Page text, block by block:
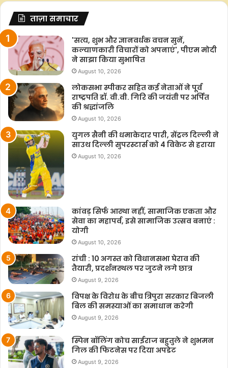
ताज़ा समाचार
'सत्य, शुभ और ज्ञानवर्धक वचन सुनें,
कल्याणकारी विचारों को अपनाएं', पीएम मोदी
ने साझा किया सुभाषित
August 10, 2026
लोकसभा स्पीकर सहित कई नेताओं ने पूर्व
राष्ट्रपति डॉ. वी.वी. गिरि की जयंती पर अर्पित
की श्रद्धांजलि
August 10, 2026
युगल सैनी की धमाकेदार पारी, सेंट्रल दिल्ली ने
साउथ दिल्ली सुपरस्टार्स को 4 विकेट से हराया
August 10, 2026
कांवड़ सिर्फ आस्था नहीं, सामाजिक एकता और
सेवा का महापर्व, इसे सामाजिक उत्सव बनाएं :
योगी
August 10, 2026
रांची : 10 अगस्त को विधानसभा घेराव की
तैयारी, प्रदर्शनस्थल पर जुटने लगे छात्र
August 9, 2026
विपक्ष के विरोध के बीच त्रिपुरा सरकार बिजली
बिल की समस्याओं का समाधान करेगी
August 9, 2026
स्पिन बॉलिंग कोच साईराज बहुतुले ने शुभमन
गिल की फिटनेस पर दिया अपडेट
August 9, 2026